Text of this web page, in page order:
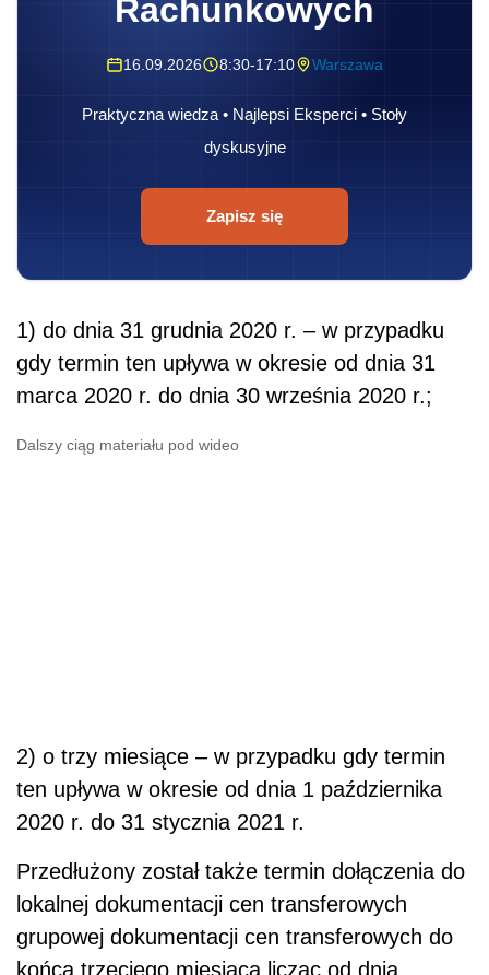
Rachunkowych
16.09.2026 8:30-17:10 Warszawa
Praktyczna wiedza • Najlepsi Eksperci • Stoły
dyskusyjne
Zapisz się
1) do dnia 31 grudnia 2020 r. – w przypadku
gdy termin ten upływa w okresie od dnia 31
marca 2020 r. do dnia 30 września 2020 r.;
Dalszy ciąg materiału pod wideo
2) o trzy miesiące – w przypadku gdy termin
ten upływa w okresie od dnia 1 października
2020 r. do 31 stycznia 2021 r.
Przedłużony został także termin dołączenia do
lokalnej dokumentacji cen transferowych
grupowej dokumentacji cen transferowych do
końca trzeciego miesiąca licząc od dnia